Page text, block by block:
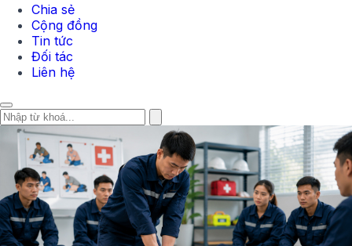
Chia sẻ
Cộng đồng
Tin tức
Đối tác
Liên hệ